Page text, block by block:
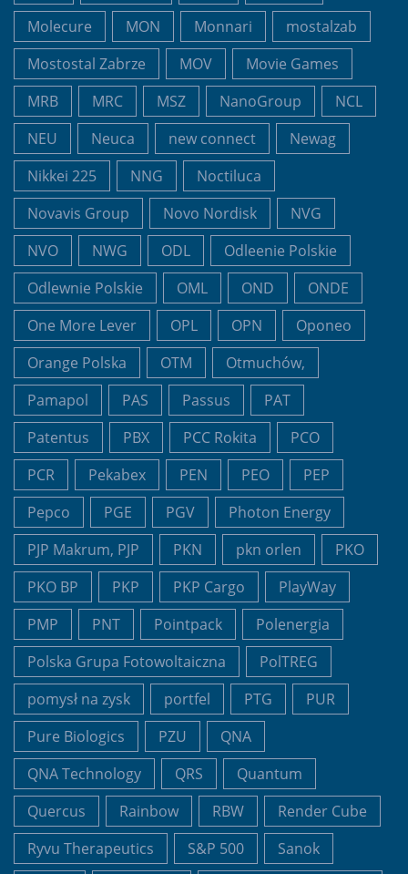
Molecure
MON Monnari
mostalzab
Mostostal Zabrze
MOV
Movie Games
MRB
MRC MSZ NanoGroup
NCL
NEU
Neuca new connect
Newag
Nikkei 225
NNG
Noctiluca
Novavis Group
Novo Nordisk
NVG
NVO
NWG ODL
Odleenie Polskie
Odlewnie Polskie
OML OND
ONDE
One More Lever
OPL OPN
Oponeo
Orange Polska
OTM
Otmuchów,
Pamapol
PAS Passus
PAT
Patentus
PBX PCC Rokita
PCO
PCR
Pekabex PEN PEO
PEP
Pepco
PGE PGV
Photon Energy
PJP Makrum, PJP
PKN pkn orlen
PKO
PKO BP
PKP PKP Cargo
PlayWay
PMP
PNT Pointpack
Polenergia
Polska Grupa Fotowoltaiczna
PolTREG
pomysł na zysk
portfel PTG
PUR
Pure Biologics
PZU
QNA
QNA Technology
QRS
Quantum
Quercus
Rainbow RBW
Render Cube
Ryvu Therapeutics
S&P 500
Sanok